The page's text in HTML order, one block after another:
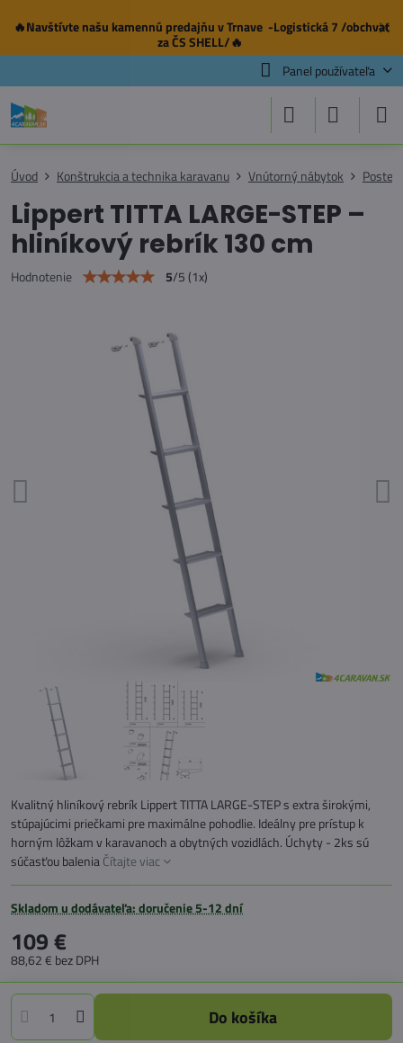
✕
🔥Navštívte našu kamennú predajňuv Trnave -Logistická 7 /obchvat
za ČS SHELL/🔥
Panel používateľa
Úvod Konštrukcia a technika karavanu Vnútorný nábytok
Lippert TITTA LARGE-STEP –
hliníkový rebrík 130 cm
Hodnotenie 5/5(1x)
Kvalitný hliníkový rebrík Lippert TITTA LARGE-STEP s extra širokými,
stúpajúcimi priečkami pre maximálne pohodlie. Ideálny pre prístup k
horným lôžkam v karavanoch a obytných vozidlách. Úchyty - 2ks sú
súčasťou baleniaČítajte viac
Skladom u dodávateľa: doručenie 5-12 dní
109 €
88,62 € bez DPH
Do košíka